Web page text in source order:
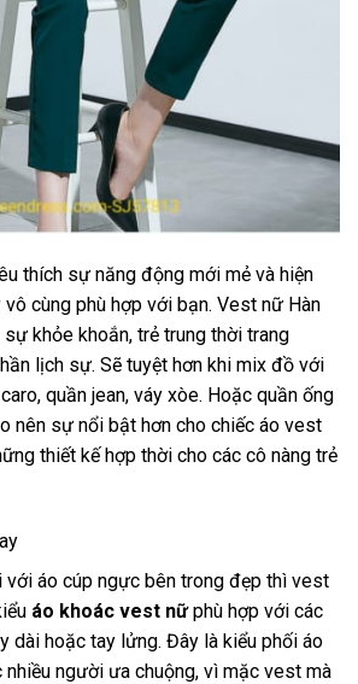
thích sự năng động mới mẻ và hiện
cùng phù hợp với bạn. Vest nữ Hàn
sự khỏe khoắn, trẻ trung thời trang
lịch sự. Sẽ tuyệt hơn khi mix đồ với
quần jean, váy xòe. Hoặc quần ống
nên sự nổi bật hơn cho chiếc áo vest
thiết kế hợp thời cho các cô nàng trẻ
với áo cúp ngực bên trong đẹp thì vest
áo khoác vest nữphù hợp với các
dài hoặc tay lửng. Đây là kiểu phối áo
người ưa chuộng, vì mặc vest mà